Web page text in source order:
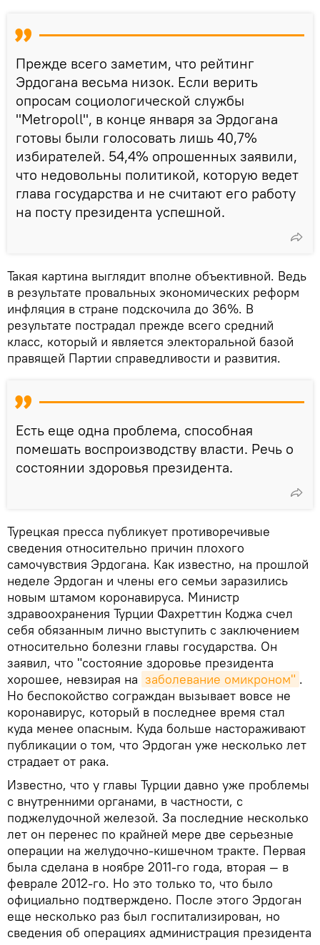
Прежде всего заметим, что рейтинг
Эрдогана весьма низок. Если верить
опросам социологической службы
"Metropoll", в конце января за Эрдогана
готовы были голосовать лишь 40,7%
избирателей. 54,4% опрошенных заявили,
что недовольны политикой, которую ведет
глава государства и не считают его работу
на посту президента успешной.
Такая картина выглядит вполне объективной. Ведь
в результате провальных экономических реформ
инфляция в стране подскочила до 36%. В
результате пострадал прежде всего средний
класс, который и является электоральной базой
правящей Партии справедливости и развития.
Есть еще одна проблема, способная
помешать воспроизводству власти. Речь о
состоянии здоровья президента.
Турецкая пресса публикует противоречивые
сведения относительно причин плохого
самочувствия Эрдогана. Как известно, на прошлой
неделе Эрдоган и члены его семьи заразились
новым штамом коронавируса. Министр
здравоохранения Турции Фахреттин Коджа счел
себя обязанным лично выступить с заключением
относительно болезни главы государства. Он
заявил, что "состояние здоровье президента
хорошее, невзирая на заболевание омикроном" .
Но беспокойство сограждан вызывает вовсе не
коронавирус, который в последнее время стал
куда менее опасным. Куда больше настораживают
публикации о том, что Эрдоган уже несколько лет
страдает от рака.
Известно, что у главы Турции давно уже проблемы
с внутренними органами, в частности, с
поджелудочной железой. За последние несколько
лет он перенес по крайней мере две серьезные
операции на желудочно-кишечном тракте. Первая
была сделана в ноябре 2011-го года, вторая — в
феврале 2012-го. Но это только то, что было
официально подтверждено. После этого Эрдоган
еще несколько раз был госпитализирован, но
сведения об операциях администрация президента